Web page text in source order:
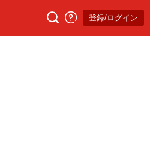
登録/ログイン